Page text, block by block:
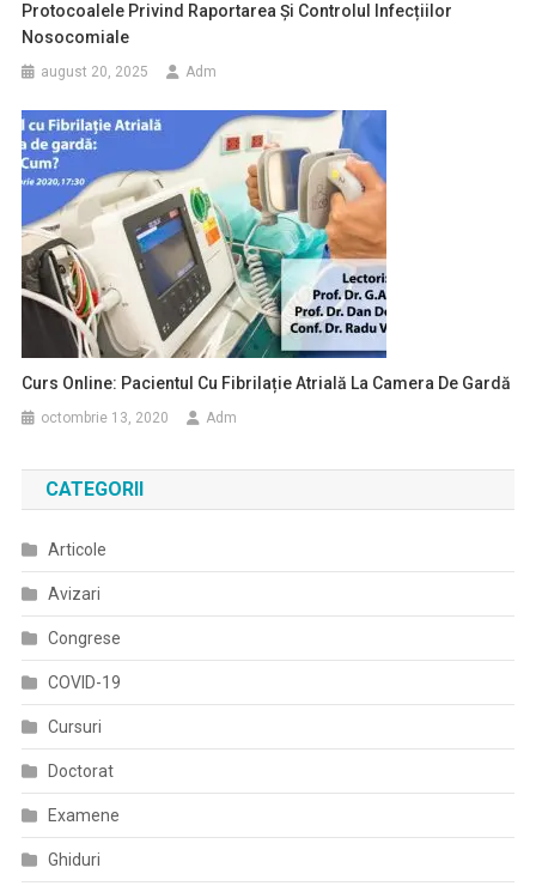
Protocoalele Privind Raportarea Și Controlul Infecțiilor
Nosocomiale
august 20, 2025 Adm
Curs Online: Pacientul Cu Fibrilație Atrială La Camera De Gardă
octombrie 13, 2020 Adm
CATEGORII
Articole
Avizari
Congrese
COVID-19
Cursuri
Doctorat
Examene
Ghiduri